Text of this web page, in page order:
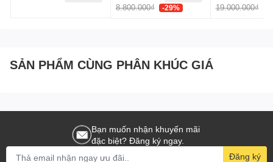
8.800.000₫ -29% 19.000.000₫
SẢN PHẨM CÙNG PHÂN KHÚC GIÁ
Bạn muốn nhận khuyến mãi
đặc biệt? Đăng ký ngay.
Đăng ký